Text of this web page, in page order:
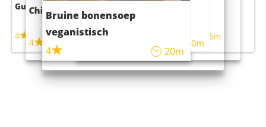
Guacamole
4
Chili con carne
4 45m
Bruine bonensoep
veganistisch
4
20m
Sushi rijstsalade
maaltijdsalade
40m
4 55m